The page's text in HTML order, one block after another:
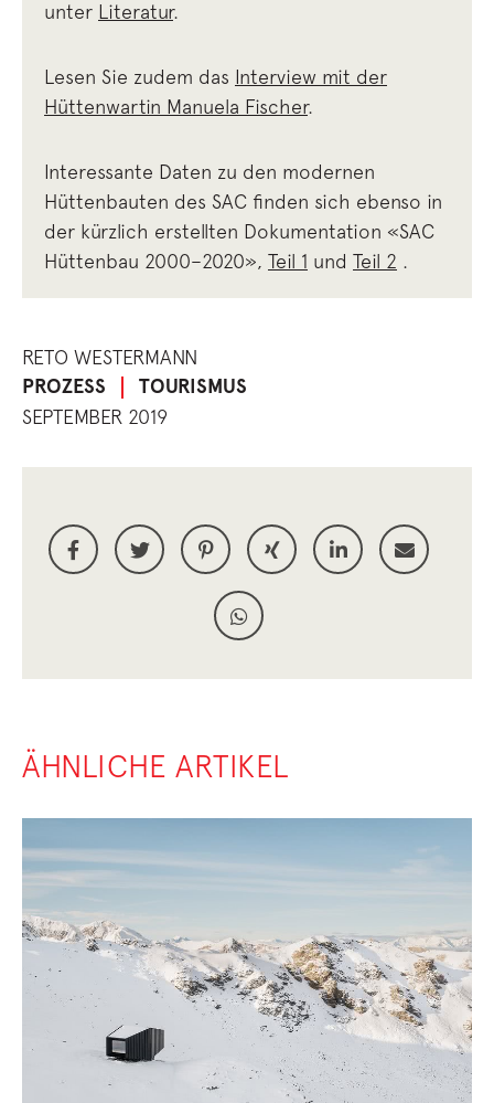
unter Literatur.
Lesen Sie zudem das Interview mit der
Hüttenwartin Manuela Fischer.
Interessante Daten zu den modernen
Hüttenbauten des SAC finden sich ebenso in
der kürzlich erstellten Dokumentation «SAC
Hüttenbau 2000–2020», Teil 1 und Teil 2 .
RETO WESTERMANN
PROZESS TOURISMUS
SEPTEMBER 2019
ÄHNLICHE ARTIKEL